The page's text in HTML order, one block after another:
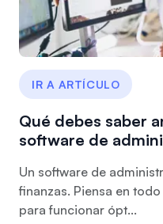
IR A ARTÍCULO
Qué debes saber
software de
Un software de
finanzas. Piensa en
para funcionar ópt...